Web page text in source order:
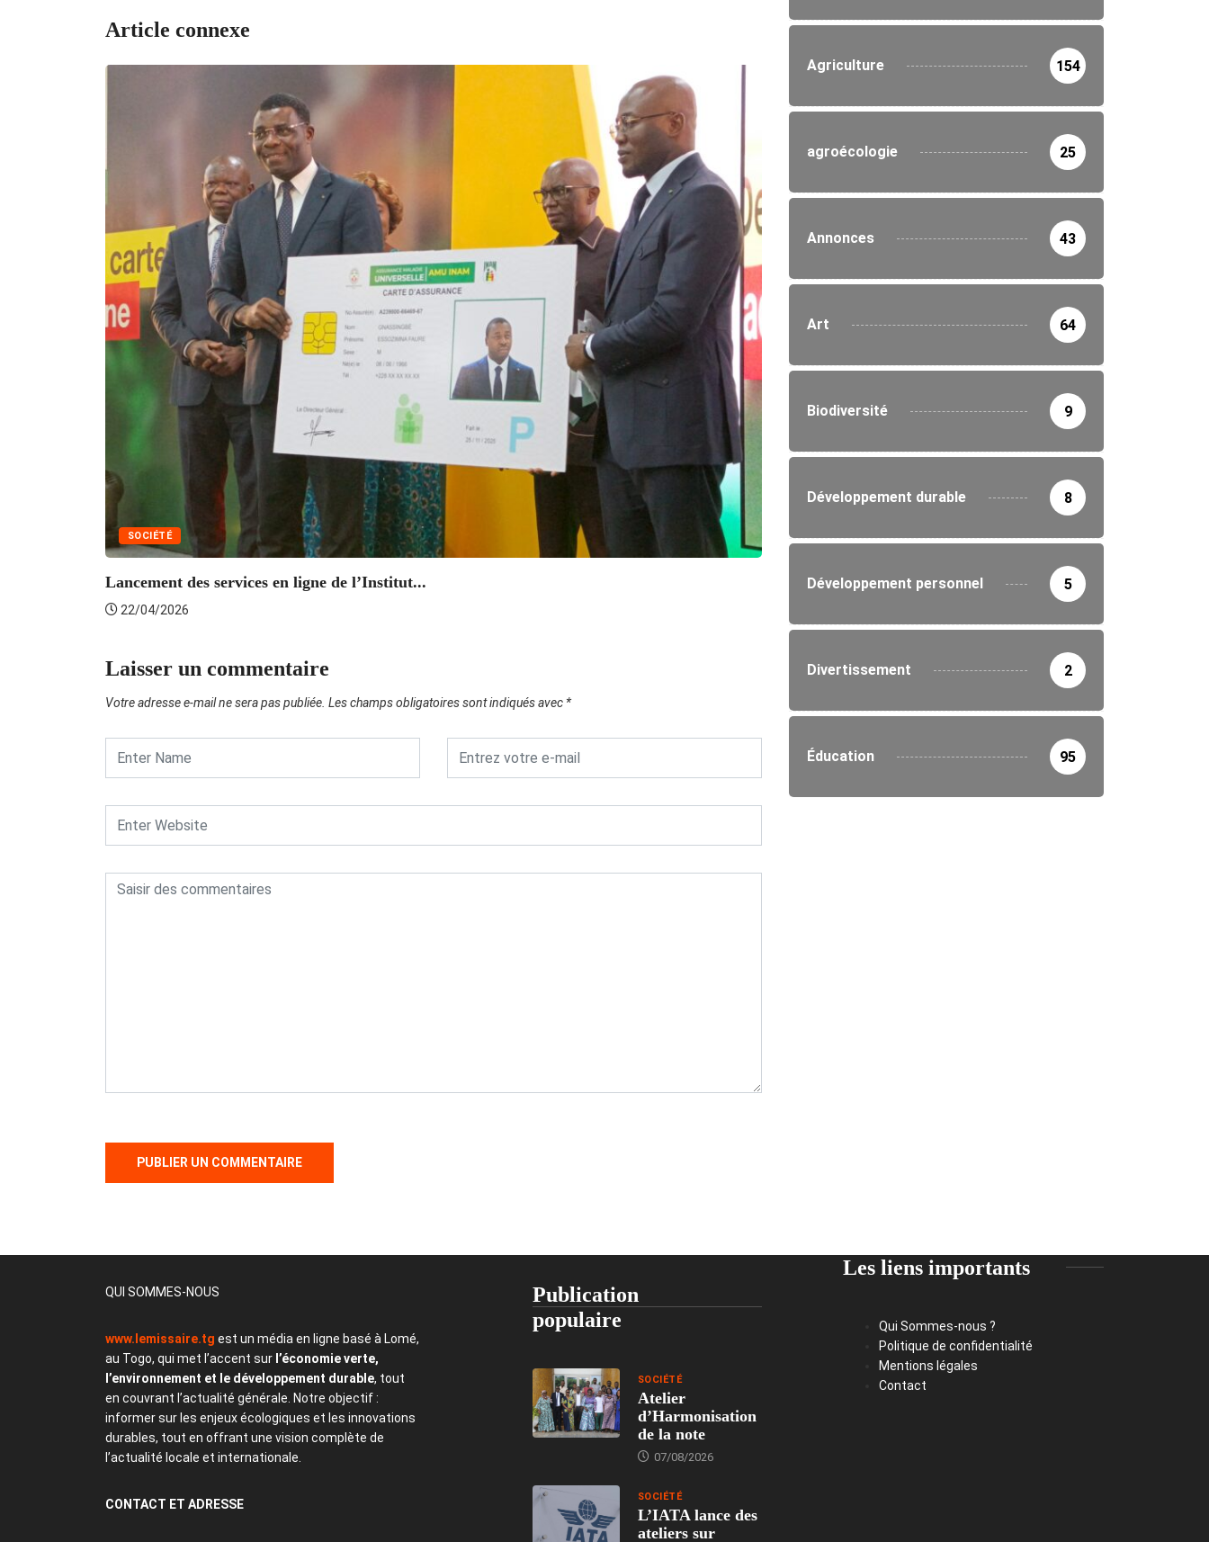
Article connexe
SOCIÉTÉ
Lancement des services en ligne de l’Institut...
22/04/2026
Laisser un commentaire
Votre adresse e-mail ne sera pas publiée. Les champs obligatoires sont indiqués avec *
Agriculture 154
agroécologie 25
Annonces 43
Art 64
Biodiversité 9
Développement durable 8
Développement personnel 5
Divertissement 2
Éducation 95
QUI SOMMES-NOUS
www.lemissaire.tg est un média en ligne basé à Lomé,
au Togo, qui met l’accent sur l’économie verte,
l’environnement et le développement durable, tout
en couvrant l’actualité générale. Notre objectif :
informer sur les enjeux écologiques et les innovations
durables, tout en offrant une vision complète de
l’actualité locale et internationale.
CONTACT ET ADRESSE
Publication
populaire
SOCIÉTÉ
Atelier
d’Harmonisation
de la note
07/08/2026
SOCIÉTÉ
L’IATA lance des
ateliers sur
Les liens importants
Qui Sommes-nous ?
Politique de confidentialité
Mentions légales
Contact